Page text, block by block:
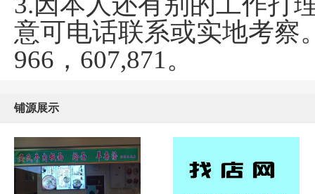
意可电话联系或实地考察
966，607,871。
铺源展示